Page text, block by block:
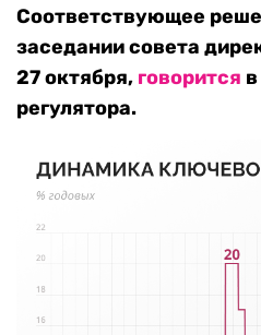
Соответствующее
заседании совета
27 октября, говорится
регулятора.